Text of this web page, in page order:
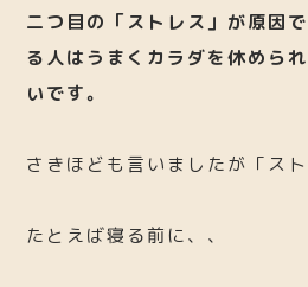
二つ目の「ストレス」が原因
る人はうまくカラダを休めら
いです。
さきほども言いましたが「ス
たとえば寝る前に、、